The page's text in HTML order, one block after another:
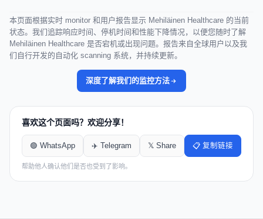
本页面根据实时 monitor 和用户报告显示 Mehiläinen Healthcare 的当前
状态。我们追踪响应时间、停机时间和性能下降情况，以便您随时了解
Mehiläinen Healthcare 是否宕机或出现问题。报告来自全球用户以及我
们自行开发的自动化 scanning 系统，并持续更新。
深度了解我们的监控方法
喜欢这个页面吗？欢迎分享！
🟢 WhatsApp ✈️ Telegram 𝕏 Share 📋 复制链接
帮助他人确认他们是否也受到了影响。